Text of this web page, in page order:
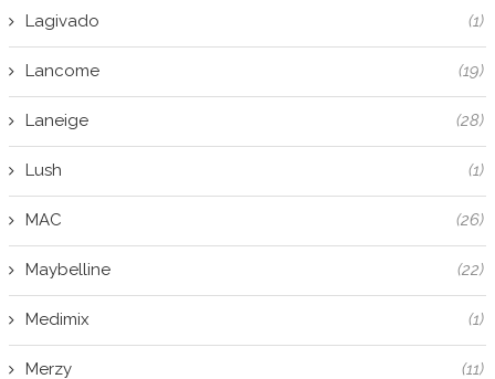
Lagivado (1)
Lancome (19)
Laneige (28)
Lush (1)
MAC (26)
Maybelline (22)
Medimix (1)
Merzy (11)